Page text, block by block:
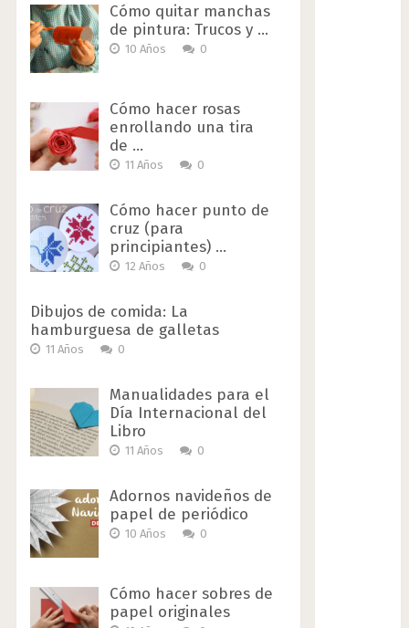
Cómo quitar manchas
de pintura: Trucos y …
10 Años 0
Cómo hacer rosas
enrollando una tira
de …
11 Años 0
Cómo hacer punto de
cruz (para
principiantes) …
12 Años 0
Dibujos de comida: La
hamburguesa de galletas
11 Años 0
Manualidades para el
Día Internacional del
Libro
11 Años 0
Adornos navideños de
papel de periódico
10 Años 0
Cómo hacer sobres de
papel originales